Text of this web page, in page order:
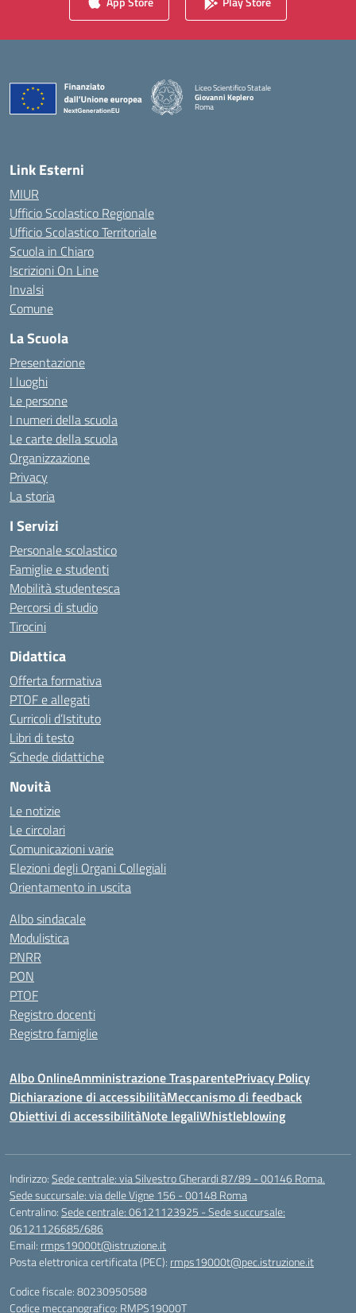
Liceo Scientifico Statale
Giovanni Keplero
Roma
Link Esterni
MIUR
Ufficio Scolastico Regionale
Ufficio Scolastico Territoriale
Scuola in Chiaro
Iscrizioni On Line
Invalsi
Comune
La Scuola
Presentazione
I luoghi
Le persone
I numeri della scuola
Le carte della scuola
Organizzazione
Privacy
La storia
I Servizi
Personale scolastico
Famiglie e studenti
Mobilità studentesca
Percorsi di studio
Tirocini
Didattica
Offerta formativa
PTOF e allegati
Curricoli d’Istituto
Libri di testo
Schede didattiche
Novità
Le notizie
Le circolari
Comunicazioni varie
Elezioni degli Organi Collegiali
Orientamento in uscita
Albo sindacale
Modulistica
PNRR
PON
PTOF
Registro docenti
Registro famiglie
Albo OnlineAmministrazione TrasparentePrivacy Policy
Dichiarazione di accessibilitàMeccanismo di feedback
Obiettivi di accessibilitàNote legaliWhistleblowing
Indirizzo:Sede centrale: via Silvestro Gherardi 87/89 - 00146 Roma.
Sede succursale: via delle Vigne 156 - 00148 Roma
Centralino:Sede centrale: 06121123925 - Sede succursale:
06121126685/686
Email: rmps19000t@istruzione.it
Posta elettronica certificata (PEC): rmps19000t@pec.istruzione.it
Codice fiscale: 80230950588
Codice meccanografico: RMPS19000T